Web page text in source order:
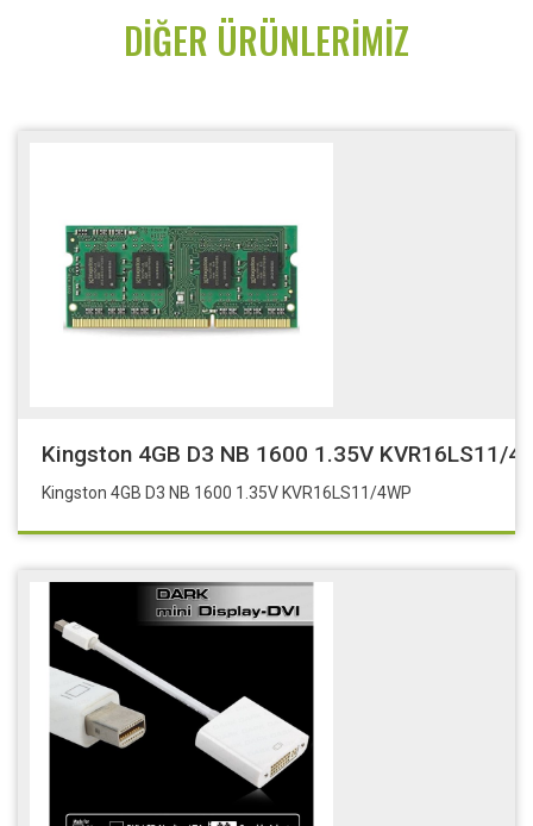
DIĞER ÜRÜNLERIMIZ
Kingston 4GB D3 NB 1600 1.35V KVR16LS11/
Kingston 4GB D3 NB 1600 1.35V KVR16LS11/4WP